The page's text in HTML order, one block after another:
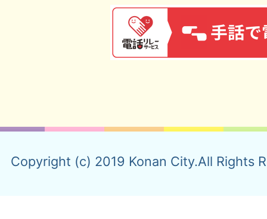
Copyright (c) 2019 Konan City.All Rights